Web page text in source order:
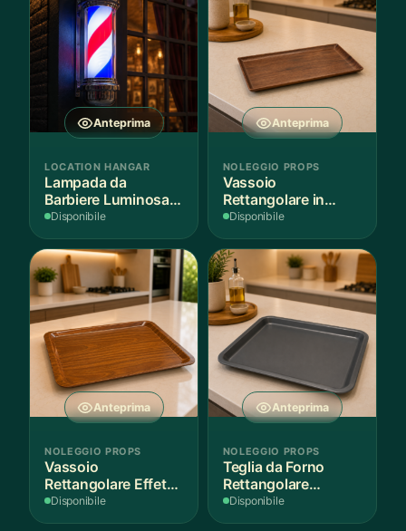
Anteprima
LOCATION HANGAR
Lampada da
Barbiere Luminosa
Rotante
Disponibile
Anteprima
NOLEGGIO PROPS
Vassoio
Rettangolare in
Legno Scuro
Disponibile
Anteprima
NOLEGGIO PROPS
Vassoio
Rettangolare Effetto
Legno
Disponibile
Anteprima
NOLEGGIO PROPS
Teglia da Forno
Rettangolare
Antiaderente
Disponibile